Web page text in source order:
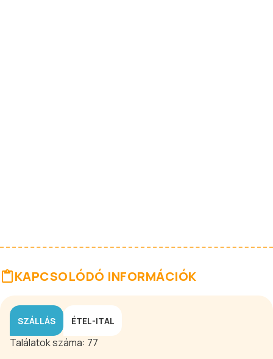
KAPCSOLÓDÓ INFORMÁCIÓK
SZÁLLÁS ÉTEL-ITAL
Találatok száma: 77